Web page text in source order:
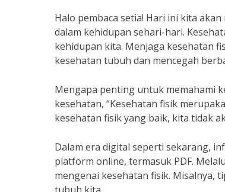
Halo pembaca setia! Hari ini kita
dalam kehidupan sehari-hari.
kehidupan kita. Menjaga kesehatan
kesehatan tubuh dan mencegah
Mengapa penting untuk memahami
kesehatan, “Kesehatan fisik
kesehatan fisik yang baik, kita tidak
Dalam era digital seperti sekarang,
platform online, termasuk PDF.
mengenai kesehatan fisik. Misalnya,